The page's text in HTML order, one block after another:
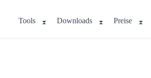
Tools Downloads Preise